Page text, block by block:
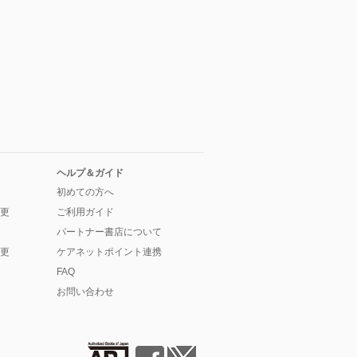
ヘルプ＆ガイド
初めての方へ
ご利用ガイド
パートナー書店について
ケアネットポイント連携
FAQ
お問い合わせ